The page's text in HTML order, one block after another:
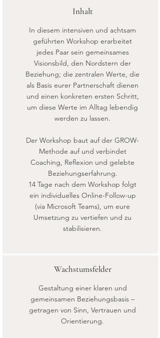
Inhalt
In diesem intensiven und achtsam
geführten Workshop erarbeitet
jedes Paar sein gemeinsames
Visionsbild, den Nordstern der
Beziehung; die zentralen Werte, die
als Basis eurer Partnerschaft dienen
und einen konkreten ersten Schritt,
um diese Werte im Alltag lebendig
werden zu lassen.
Der Workshop baut auf der GROW-
Methode auf und verbindet
Coaching, Reflexion und gelebte
Beziehungserfahrung.
14 Tage nach dem Workshop folgt
ein individuelles Online-Follow-up
(via Microsoft Teams), um eure
Umsetzung zu vertiefen und zu
stabilisieren.
Wachstumsfelder
Gestaltung einer klaren und
gemeinsamen Beziehungsbasis –
getragen von Sinn, Vertrauen und
Orientierung.